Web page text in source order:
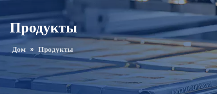
Продукты
Дом » Продукты